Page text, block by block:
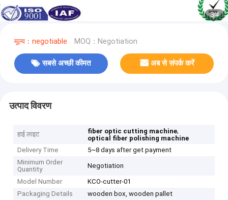
3/4
मूल्य：negotiable MOQ：Negotiation
सबसे अच्छी कीमत अब से संपर्क करें
उत्पाद विवरण
हाई लाइट fiber optic cutting machine,
optical fiber polishing machine
Delivery Time
5~8 days after get payment
Minimum Order
Quantity
Negotiation
Model Number
KCO-cutter-01
Packaging Details
wooden box, wooden pallet